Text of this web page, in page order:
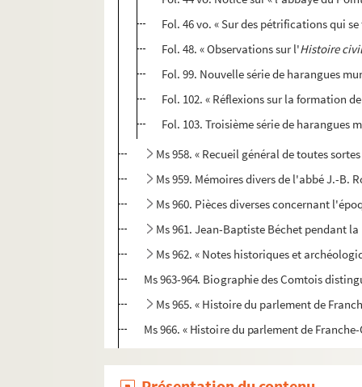
Fol. 46 vo. « Sur des pétrifications qui
Fol. 48. « Observations sur l'Histoire
Fol. 99. Nouvelle série de harangues
Fol. 102. « Réflexions sur la formation
Fol. 103. Troisième série de harangues
Ms 958. « Recueil général de toutes
Ms 959. Mémoires divers de l'abbé J.-B.
Ms 960. Pièces diverses concernant
Ms 961. Jean-Baptiste Béchet pendant
Ms 962. « Notes historiques et
Ms 963-964. Biographie des Comtois
Ms 965. « Histoire du parlement de
Ms 966. « Histoire du parlement de
Ms 968. « Histoire du parlement de